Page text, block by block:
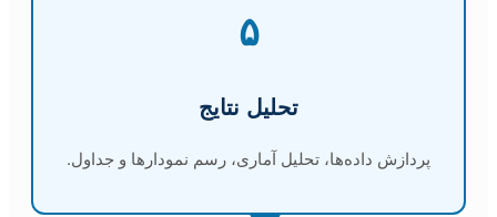
۵
تحلیل نتایج
پردازش داده‌ها، تحلیل آماری، رسم نمودارها و جداول.